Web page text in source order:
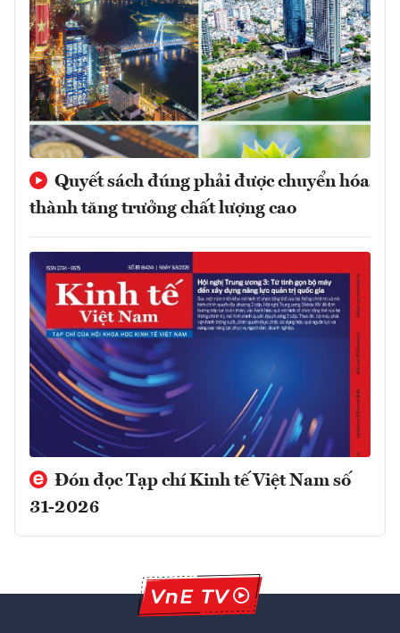
Quyết sách đúng phải được chuyển hóa
thành tăng trưởng chất lượng cao
Đón đọc Tạp chí Kinh tế Việt Nam số
31-2026